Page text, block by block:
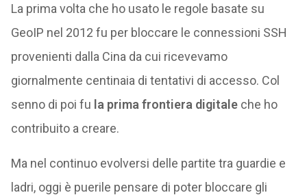
La prima volta che ho usato le regole basate su
GeoIP nel 2012 fu per bloccare le connessioni SSH
provenienti dalla Cina da cui ricevevamo
giornalmente centinaia di tentativi di accesso. Col
senno di poi fu la prima frontiera digitaleche ho
contribuito a creare.
Ma nel continuo evolversi delle partite tra guardie e
ladri, oggi è puerile pensare di poter bloccare gli